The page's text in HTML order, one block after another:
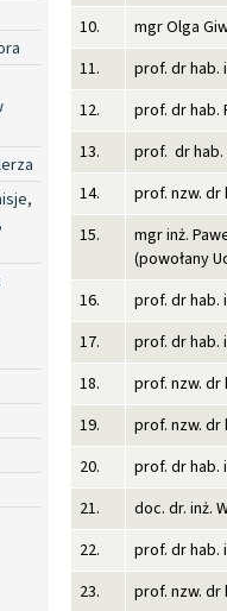
10.
mgr
11.
prof. dr
12.
prof. dr
13.
prof. dr hab.
14.
prof. nzw.
15.
mgr inż.
(powołany
16.
prof. dr
17.
prof. dr
18.
prof. nzw. dr
19.
prof. nzw.
20.
prof. dr
21.
doc. dr.
22.
prof. dr hab.
23.
prof. nzw.